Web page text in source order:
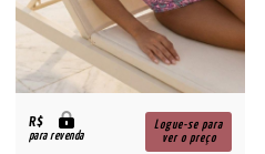
R$
para revenda
Logue-se para
ver o preço